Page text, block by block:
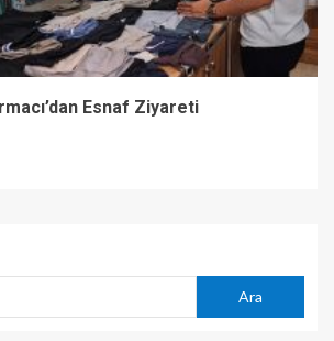
Esnaf Ziyareti
Ara